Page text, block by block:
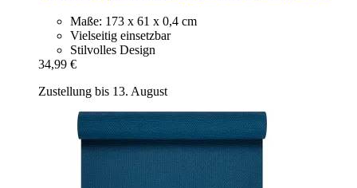
Maße: 173 x 61 x 0,4 cm
Vielseitig einsetzbar
Stilvolles Design
34,99 €
Zustellung bis 13. August